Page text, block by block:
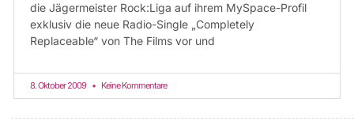
die Jägermeister Rock:Liga auf ihrem MySpace-Profil
exklusiv die neue Radio-Single „Completely
Replaceable“ von The Films vor und
8. Oktober 2009 Keine Kommentare